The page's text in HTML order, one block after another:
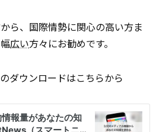
ら、国際情勢に関心の高い方ま
広い方々にお勧めです。
ダウンロードはこちらから